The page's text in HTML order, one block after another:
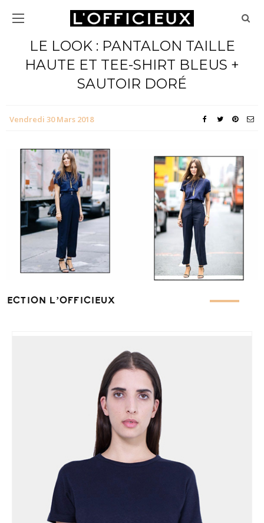
LE LOOK : PANTALON TAILLE
HAUTE ET TEE-SHIRT BLEUS +
SAUTOIR DORÉ
Vendredi 30 Mars 2018
L’OFFICIEUX